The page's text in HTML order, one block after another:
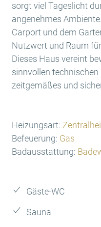
sorgt viel Tageslicht
angenehmes
Carport und dem
Nutzwert und Raum
Dieses Haus vereint
sinnvollen
zeitgemäßes und
Heizungsart:
Befeuerung: Gas
Badausstattung:
Gäste-WC
Sauna